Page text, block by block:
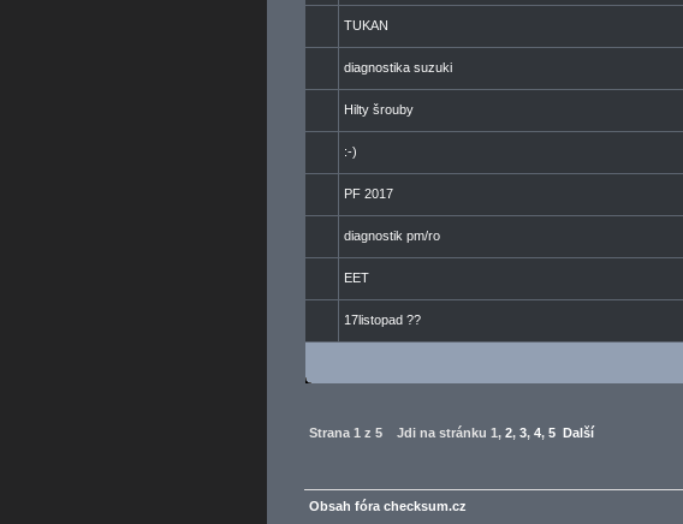
TUKAN
diagnostika suzuki
Hilty šrouby
:-)
PF 2017
diagnostik pm/ro
EET
17listopad ??
Strana 1 z 5 Jdi na stránku 1, 2, 3, 4, 5 Další
Obsah fóra checksum.cz